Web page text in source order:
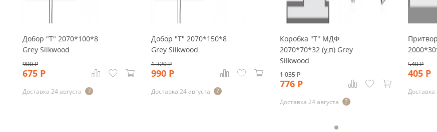
Добор "Т" 2070*100*8
Grey Silkwood
900Р
675 Р
Доставка 24 августа
Добор "Т" 2070*150*8
Grey Silkwood
1 320Р
990Р
Доставка 24 августа
Коробка "Т" МДФ
2070*70*32 (у,п) Grey
Silkwood
1 035Р
776Р
Доставка 24 августа
540Р
405 Р
Доставка